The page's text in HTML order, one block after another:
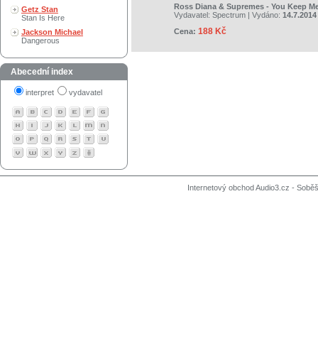
Getz Stan
Stan Is Here
Jackson Michael
Dangerous
Abecední index
interpret vydavatel
Ross Diana & Supremes - You Keep
Vydavatel: Spectrum | Vydáno: 14.7.2014
Cena: 188 Kč
Internetový obchod Audio3.cz -